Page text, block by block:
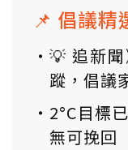
📌 倡議精
💡 追新
蹤，倡議
2°C目標
無可挽回